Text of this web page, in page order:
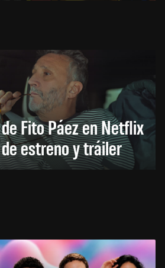
Fito Páez en Netflix
estreno y tráiler